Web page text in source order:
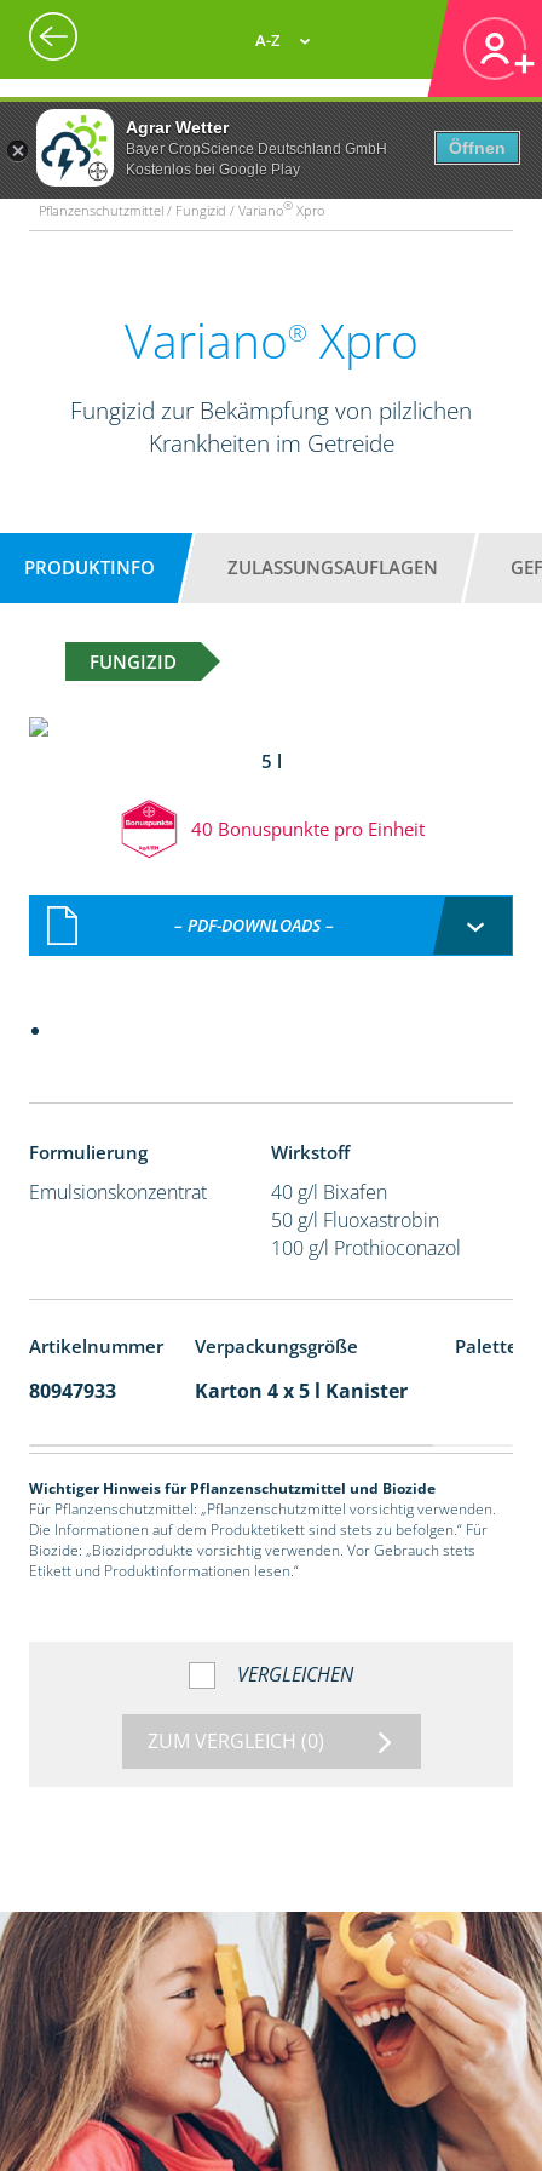
Agrar Wetter
Bayer CropScience Deutschland GmbH
Kostenlos bei Google Play
Öffnen
A-Z
Pflanzenschutzmittel / Fungizid / Variano® Xpro
Variano® Xpro
Fungizid zur Bekämpfung von pilzlichen
Krankheiten im Getreide
PRODUKTINFO ZULASSUNGSAUFLAGEN
FUNGIZID
5 l
40 Bonuspunkte pro Einheit
– PDF-DOWNLOADS –
Formulierung
Emulsionskonzentrat
Wirkstoff
40 g/l Bixafen
50 g/l Fluoxastrobin
100 g/l Prothioconazol
Artikelnummer Verpackungsgröße
80947933 Karton 4 x 5 l Kanister
Wichtiger Hinweis für Pflanzenschutzmittel und Biozide
Für Pflanzenschutzmittel: „Pflanzenschutzmittel vorsichtig verwenden.
Die Informationen auf dem Produktetikett sind stets zu befolgen.“ Für
Biozide: „Biozidprodukte vorsichtig verwenden. Vor Gebrauch stets
Etikett und Produktinformationen lesen.“
VERGLEICHEN
ZUM VERGLEICH (0)